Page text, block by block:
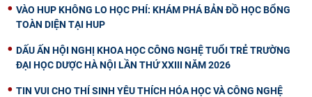
VÀO HUP KHÔNG LO HỌC PHÍ: KHÁM PHÁ BẢN ĐỒ HỌC BỔNG
TOÀN DIỆN TẠI HUP
DẤU ẤN HỘI NGHỊ KHOA HỌC CÔNG NGHỆ TUỔI TRẺ TRƯỜNG
ĐẠI HỌC DƯỢC HÀ NỘI LẦN THỨ XXIII NĂM 2026
TIN VUI CHO THÍ SINH YÊU THÍCH HÓA HỌC VÀ CÔNG NGHỆ